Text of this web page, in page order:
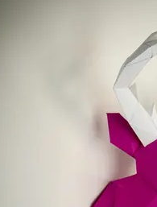
klassischen Safari-
Wand und Wohnung. Die
in vielen verschiedenen
zwei stehende Figuren
Die Produkte werden dabei
Indiegogo
Papertrophy